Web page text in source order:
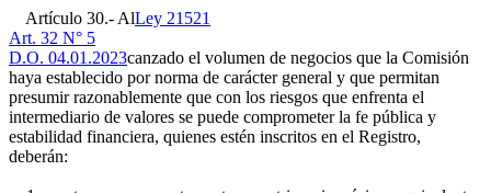
Artículo 30.- AlLey 21521
Art. 32 N° 5
D.O. 04.01.2023canzado el volumen de negocios que la Comisión
haya establecido por norma de carácter general y que permitan
presumir razonablemente que con los riesgos que enfrenta el
intermediario de valores se puede comprometer la fe pública y
estabilidad financiera, quienes estén inscritos en el Registro,
deberán: